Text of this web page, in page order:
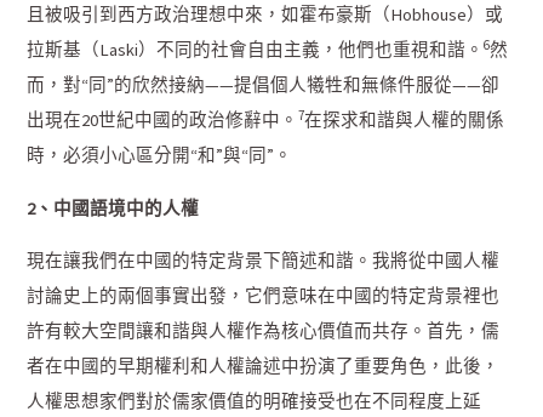
且被吸引到西方政治理想中來，如霍布豪斯（Hobhouse）或
拉斯基（Laski）不同的社會自由主義，他們也重視和諧。6然
而，對“同”的欣然接納——提倡個人犧牲和無條件服從——卻
出現在20世紀中國的政治修辭中。 7在探求和諧與人權的關係
時，必須小心區分開“和”與“同”。
2、中國語境中的人權
現在讓我們在中國的特定背景下簡述和諧。我將從中國人權
討論史上的兩個事實出發，它們意味在中國的特定背景裡也
許有較大空間讓和諧與人權作為核心價值而共存。首先，儒
者在中國的早期權利和人權論述中扮演了重要角色，此後，
人權思想家們對於儒家價值的明確接受也在不同程度上延